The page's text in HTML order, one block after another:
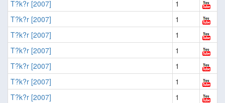
T?k?r [2007]
1
T?k?r [2007]
1
T?k?r [2007]
1
T?k?r [2007]
1
T?k?r [2007]
1
T?k?r [2007]
1
T?k?r [2007]
1